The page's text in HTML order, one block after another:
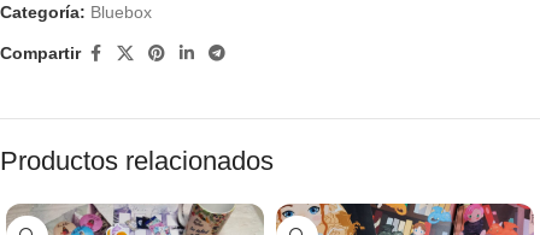
Categoría: Bluebox
Compartir
Productos relacionados